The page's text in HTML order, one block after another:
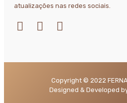
atualizações nas redes sociais.
Copyright © 2022
Designed & Developed